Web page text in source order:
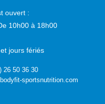
ouvert :
10h00 à 18h00
jours fériés
26 50 36 30
sportsnutrition.com